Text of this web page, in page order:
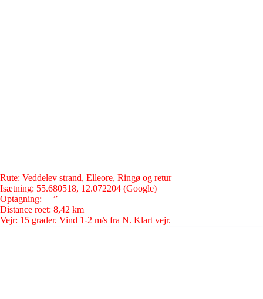
Rute: Veddelev strand, Elleore, Ringø og retur
Isætning: 55.680518, 12.072204 (Google)
Optagning: —”—
Distance roet: 8,42 km
Vejr: 15 grader. Vind 1-2 m/s fra N. Klart vejr.